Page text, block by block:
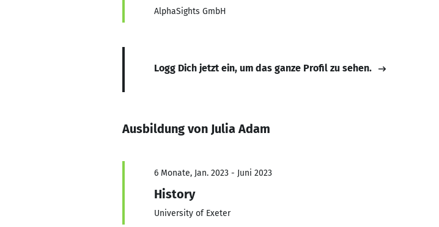
AlphaSights GmbH
Logg Dich jetzt ein, um das ganze Profil zu sehen.
Ausbildung von Julia Adam
6 Monate, Jan. 2023 - Juni 2023
History
University of Exeter